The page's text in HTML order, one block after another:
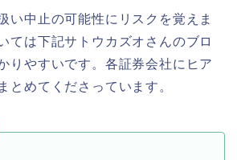
い中止の可能性にリスクを覚えま
ては下記サトウカズオさんのブロ
りやすいです。各証券会社にヒア
とめてくださっています。